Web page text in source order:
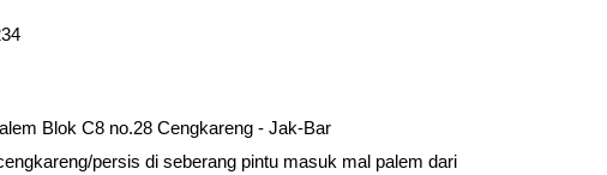
Blok C8 no.28 Cengkareng - Jak-Bar
persis di seberang pintu masuk mal palem dari